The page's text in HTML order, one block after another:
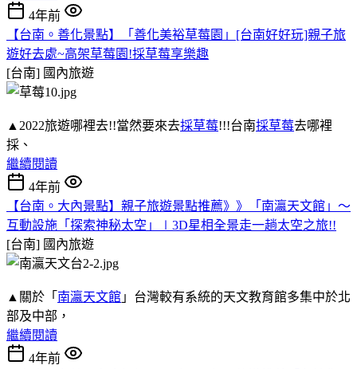
4年前
【台南。善化景點】「善化美裕草莓園」[台南好好玩]親子旅
遊好去處~高架草莓園!採草莓享樂趣
[台南] 國內旅遊
▲2022旅遊哪裡去!!當然要來去採草莓!!!台南採草莓去哪裡
採、
繼續閱讀
4年前
【台南。大內景點】親子旅遊景點推薦》》「南瀛天文館」～
互動設施「探索神秘太空」∣3D星相全景走一趟太空之旅!!
[台南] 國內旅遊
▲關於「 南瀛天文館 」台灣較有系統的天文教育館多集中於北
部及中部，
繼續閱讀
4年前